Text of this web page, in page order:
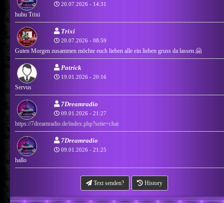
20.07.2026 - 14:31
huhu Trixi
Trixi
20.07.2026 - 08:59
Guten Morgen zusammen möchte euch lieben alle ein lieben gruss da lassen.🤗
Patrick
19.01.2026 - 20:16
Servus
7Dreamradio
09.01.2026 - 21:27
https://7dreamradio.de/index.php?seite=chat
7Dreamradio
09.01.2026 - 21:25
hallo
Text senden? History